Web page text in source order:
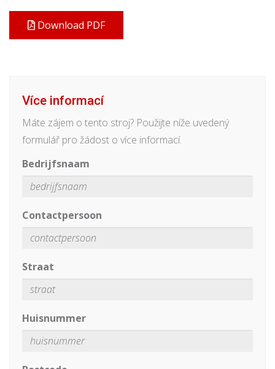
Download PDF
Více informací
Máte zájem o tento stroj? Použijte níže uvedený
formulář pro žádost o více informací.
Bedrijfsnaam
Contactpersoon
Straat
Huisnummer